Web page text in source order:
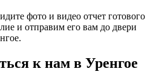
фото и видео отчет готового
и отправим его вам до двери
к нам в Уренгое